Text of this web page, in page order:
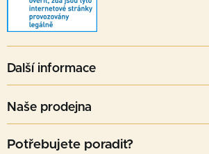
Další informace
Naše prodejna
Potřebujete poradit?